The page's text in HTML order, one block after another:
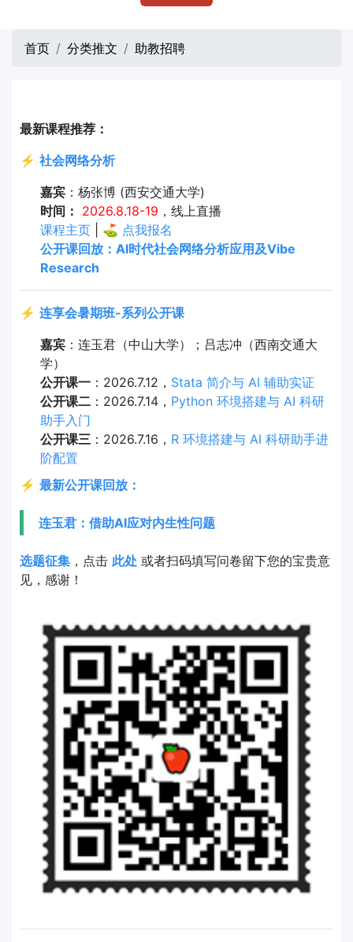
首页 分类推文 助教招聘
最新课程推荐：
⚡ 社会网络分析
嘉宾：杨张博 (西安交通大学)
时间： 2026.8.18-19 ，线上直播
课程主页| ⛳ 点我报名
公开课回放：AI时代社会网络分析应用及Vibe
Research
⚡ 连享会暑期班-系列公开课
嘉宾：连玉君（中山大学）；吕志冲（西南交通大
学）
公开课一：2026.7.12， Stata 简介与 AI 辅助实证
公开课二：2026.7.14， Python 环境搭建与 AI 科研
助手入门
公开课三：2026.7.16， R 环境搭建与 AI 科研助手进
阶配置
⚡ 最新公开课回放：
连玉君：借助AI应对内生性问题
选题征集 ，点击 此处 或者扫码填写问卷留下您的宝贵意
见，感谢！